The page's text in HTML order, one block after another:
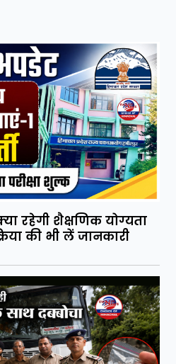
रहेगी शैक्षणिक योग्यता
की भी लें जानकारी